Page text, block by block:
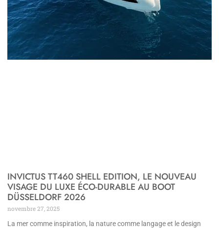
INVICTUS TT460 SHELL EDITION, LE NOUVEAU
VISAGE DU LUXE ÉCO-DURABLE AU BOOT
DÜSSELDORF 2026
novembre 27, 2025
La mer comme inspiration, la nature comme langage et le design